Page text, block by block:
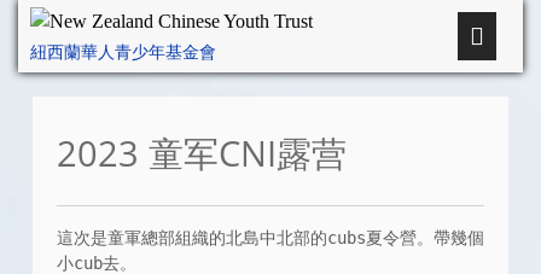
紐西蘭華人青少年基金會
2023 童军CNI露营
這次是童軍總部組織的北島中北部的cubs夏令營。帶幾個
小cub去。